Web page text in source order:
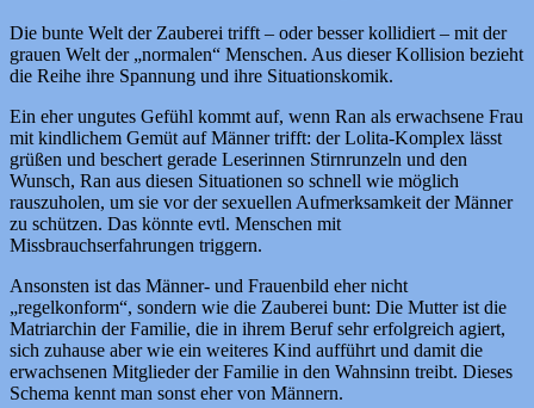
Die bunte Welt der Zauberei trifft – oder besser kollidiert – mit der
grauen Welt der „normalen“ Menschen. Aus dieser Kollision bezieht
die Reihe ihre Spannung und ihre Situationskomik.
Ein eher ungutes Gefühl kommt auf, wenn Ran als erwachsene Frau
mit kindlichem Gemüt auf Männer trifft: der Lolita-Komplex lässt
grüßen und beschert gerade Leserinnen Stirnrunzeln und den
Wunsch, Ran aus diesen Situationen so schnell wie möglich
rauszuholen, um sie vor der sexuellen Aufmerksamkeit der Männer
zu schützen. Das könnte evtl. Menschen mit
Missbrauchserfahrungen triggern.
Ansonsten ist das Männer- und Frauenbild eher nicht
„regelkonform“, sondern wie die Zauberei bunt: Die Mutter ist die
Matriarchin der Familie, die in ihrem Beruf sehr erfolgreich agiert,
sich zuhause aber wie ein weiteres Kind aufführt und damit die
erwachsenen Mitglieder der Familie in den Wahnsinn treibt. Dieses
Schema kennt man sonst eher von Männern.